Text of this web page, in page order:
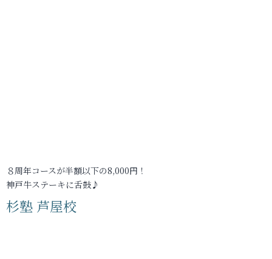
８周年コースが半額以下の8,000円！
神戸牛ステーキに舌鼓♪
杉塾 芦屋校